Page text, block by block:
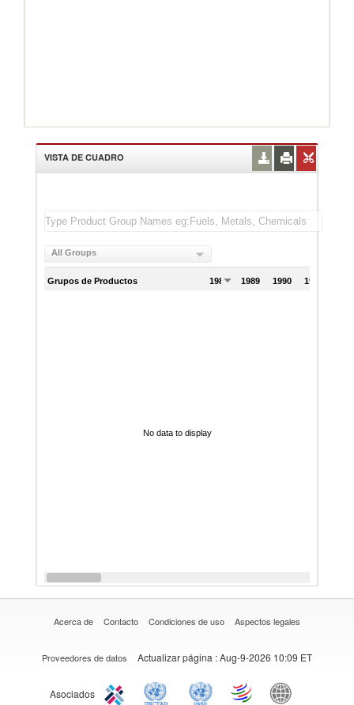
VISTA DE CUADRO
All Groups
Grupos de Productos 1988 1989 1990 1991
No data to display
Acerca de Contacto Condiciones de uso Aspectos legales
Proveedores de datos Actualizar página : Aug-9-2026 10:09 ET
Asociados